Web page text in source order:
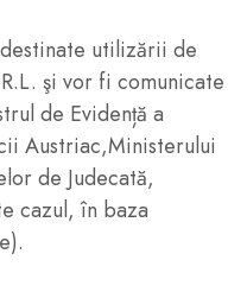
utilizării de
şi vor fi comunicate
de Evidență a
Austriac,Ministerului
de Judecată,
cazul, în baza